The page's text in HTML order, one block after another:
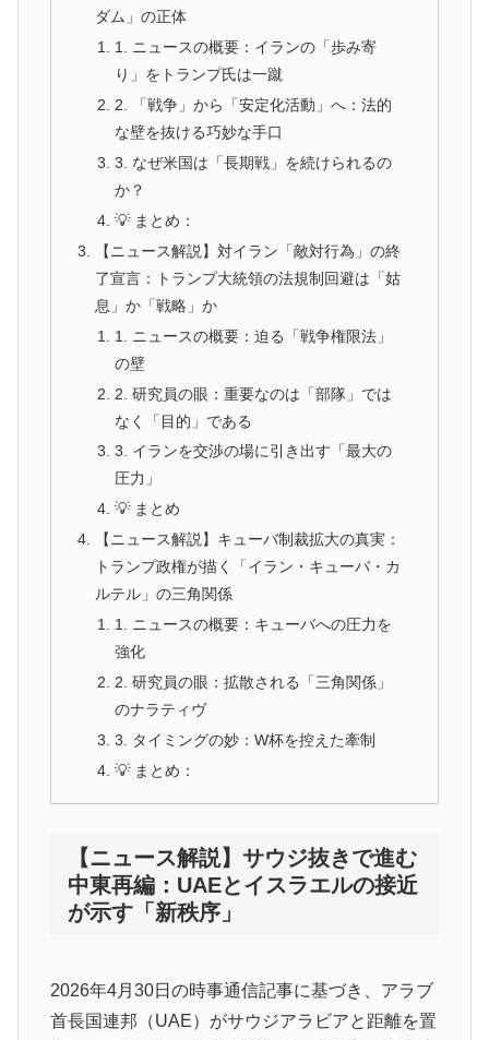
ダム」の正体
1. ニュースの概要：イランの「歩み寄
り」をトランプ氏は一蹴
2. 「戦争」から「安定化活動」へ：法的
な壁を抜ける巧妙な手口
3. なぜ米国は「長期戦」を続けられるの
か？
💡 まとめ：
【ニュース解説】対イラン「敵対行為」の終
了宣言：トランプ大統領の法規制回避は「姑
息」か「戦略」か
1. ニュースの概要：迫る「戦争権限法」
の壁
2. 研究員の眼：重要なのは「部隊」では
なく「目的」である
3. イランを交渉の場に引き出す「最大の
圧力」
💡 まとめ
【ニュース解説】キューバ制裁拡大の真実：
トランプ政権が描く「イラン・キューバ・カ
ルテル」の三角関係
1. ニュースの概要：キューバへの圧力を
強化
2. 研究員の眼：拡散される「三角関係」
のナラティヴ
3. タイミングの妙：W杯を控えた牽制
💡 まとめ：
【ニュース解説】サウジ抜きで進む
中東再編：UAEとイスラエルの接近
が示す「新秩序」
2026年4月30日の時事通信記事に基づき、アラブ
首長国連邦（UAE）がサウジアラビアと距離を置